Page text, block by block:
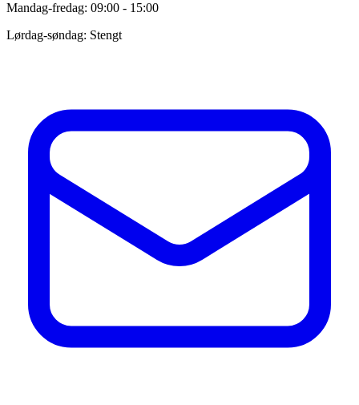
Mandag-fredag: 09:00 - 15:00
Lørdag-søndag: Stengt